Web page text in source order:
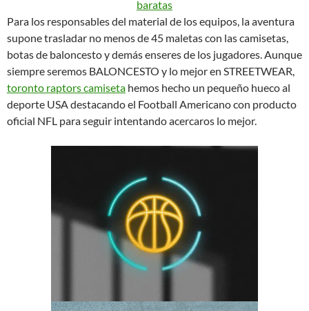
Para los responsables del material de los equipos, la aventura
supone trasladar no menos de 45 maletas con las camisetas,
botas de baloncesto y demás enseres de los jugadores. Aunque
siempre seremos BALONCESTO y lo mejor en STREETWEAR,
toronto raptors camiseta hemos hecho un pequeño hueco al
deporte USA destacando el Football Americano con producto
oficial NFL para seguir intentando acercaros lo mejor.